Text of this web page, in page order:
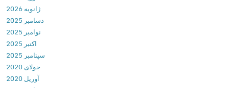
1
.
7
0
د
ا
ژانویه 2026
دسامبر 2025
نوامبر 2025
سپتامبر 2025
جولای 2020
آوریل 2020